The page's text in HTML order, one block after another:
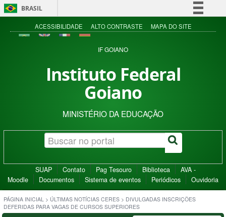
BRASIL
Simplifique!
Acesso à informação
ACESSIBILIDADE ALTO CONTRASTE MAPA DO SITE
IF GOIANO
Instituto Federal
Goiano
MINISTÉRIO DA EDUCAÇÃO
SUAP Contato Pag Tesouro Biblioteca
AVA -
Moodle
Documentos Sistema de eventos Periódicos Ouvidoria
PÁGINA INICIAL > ÚLTIMAS NOTÍCIAS CERES > DIVULGADAS INSCRIÇÕES
DEFERIDAS PARA VAGAS DE CURSOS SUPERIORES